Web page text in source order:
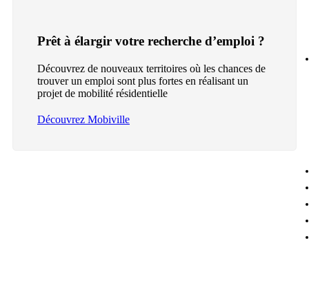
Prêt à élargir votre recherche d’emploi ?
Découvrez de nouveaux territoires où les chances de
trouver un emploi sont plus fortes en réalisant un
projet de mobilité résidentielle
Découvrez Mobiville